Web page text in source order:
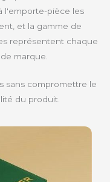
l'emporte-pièce les
et la gamme de
représentent chaque
marque.
sans compromettre le
du produit.